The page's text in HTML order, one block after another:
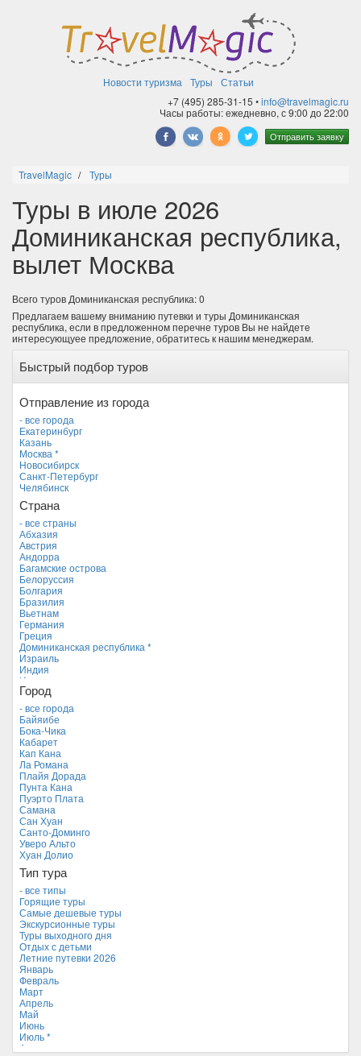
Новости туризма Туры
Статьи
+7 (495) 285-31-15 •info@travelmagic.ru
Часы работы: ежедневно, с 9:00 до 22:00
Отправить заявку
TravelMagic Туры
Туры в июле 2026
Доминиканская республика,
вылет Москва
Всего туров Доминиканская республика: 0
Предлагаем вашему вниманию путевки и туры Доминиканская
республика, если в предложенном перечне туров Вы не найдете
интересующуее предложение, обратитесь к нашим менеджерам.
Быстрый подбор туров
Отправление из города
- все города
Екатеринбург
Казань
Москва *
Новосибирск
Санкт-Петербург
Челябинск
Страна
- все страны
Абхазия
Австрия
Андорра
Багамские острова
Белоруссия
Болгария
Бразилия
Вьетнам
Германия
Греция
Доминиканская республика *
Израиль
Индия
Индонезия
Иордания
Италия
Камбоджа
Кипр
Куба
Мальдивские острова
Мальта
Новая Зеландия
Объединенные Арабские Эмираты
Перу
Россия
Таиланд
Тунис
Турция
Финляндия
Франция
Хорватия
Черногория
Чехия
Город
- все города
Байяибе
Бока-Чика
Кабарет
Кап Кана
Ла Романа
Плайя Дорада
Пунта Кана
Пуэрто Плата
Самана
Сан Хуан
Санто-Доминго
Уверо Альто
Хуан Долио
Тип тура
- все типы
Горящие туры
Самые дешевые туры
Экскурсионные туры
Туры выходного дня
Отдых с детьми
Летние путевки 2026
Январь
Февраль
Март
Апрель
Май
Июнь
Июль *
Август